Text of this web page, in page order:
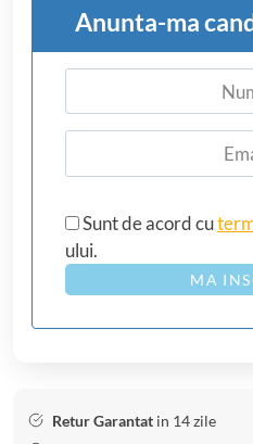
Anunta-ma
Sunt de acord cu
ului.
MA
Retur Garantat in 14 zile